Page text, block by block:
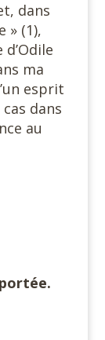
dans
» (1),
ma
esprit
dans
au